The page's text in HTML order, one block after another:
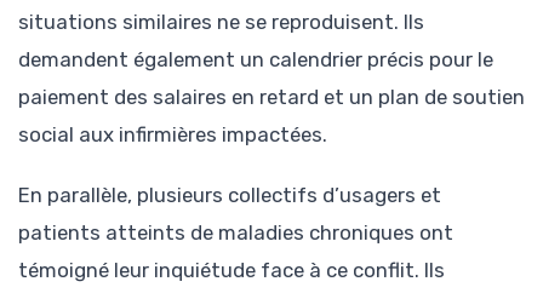
situations similaires ne se reproduisent. Ils
demandent également un calendrier précis pour le
paiement des salaires en retard et un plan de soutien
social aux infirmières impactées.
En parallèle, plusieurs collectifs d’usagers et
patients atteints de maladies chroniques ont
témoigné leur inquiétude face à ce conflit. Ils